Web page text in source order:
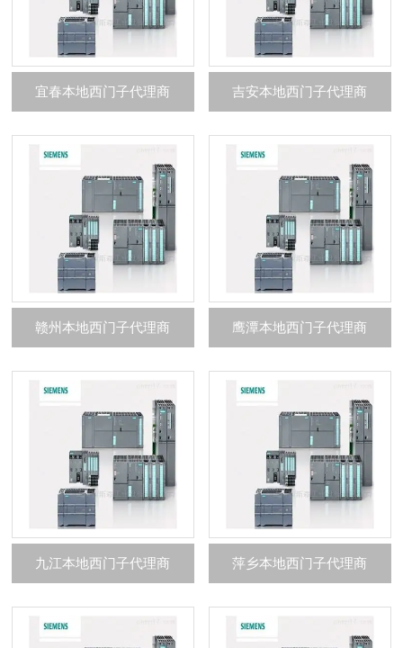
宜春本地西门子代理商 吉安本地西门子代理商
赣州本地西门子代理商 鹰潭本地西门子代理商
九江本地西门子代理商 萍乡本地西门子代理商